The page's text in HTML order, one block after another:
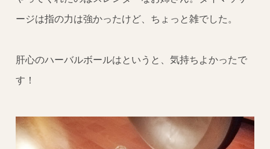
ージは指の力は強かったけど、ちょっと雑でした。
肝心のハーバルボールはというと、気持ちよかったで
す！